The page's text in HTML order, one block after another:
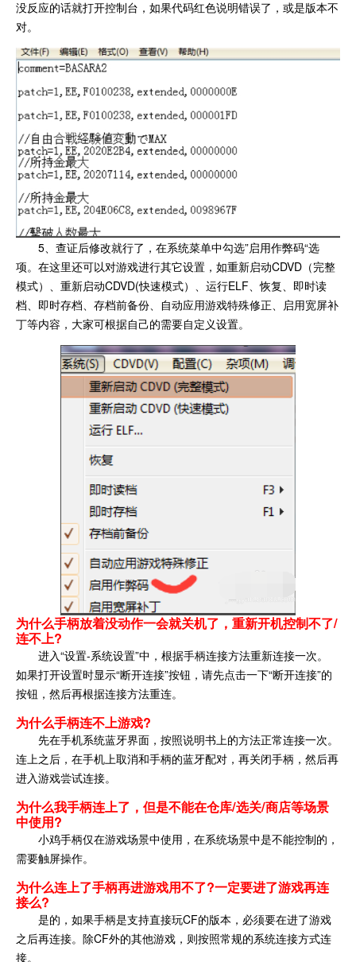
没反应的话就打开控制台，如果代码红色说明错误了，或是版本不
对。
5、查证后修改就行了，在系统菜单中勾选”启用作弊码“选
项。在这里还可以对游戏进行其它设置，如重新启动CDVD（完整
模式）、重新启动CDVD(快速模式）、运行ELF、恢复、即时读
档、即时存档、存档前备份、自动应用游戏特殊修正、启用宽屏补
丁等内容，大家可根据自己的需要自定义设置。
为什么手柄放着没动作一会就关机了，重新开机控制不了/
连不上?
进入“设置-系统设置”中，根据手柄连接方法重新连接一次。
如果打开设置时显示“断开连接”按钮，请先点击一下“断开连接”的
按钮，然后再根据连接方法重连。
为什么手柄连不上游戏?
先在手机系统蓝牙界面，按照说明书上的方法正常连接一次。
连上之后，在手机上取消和手柄的蓝牙配对，再关闭手柄，然后再
进入游戏尝试连接。
为什么我手柄连上了，但是不能在仓库/选关/商店等场景
中使用?
小鸡手柄仅在游戏场景中使用，在系统场景中是不能控制的，
需要触屏操作。
为什么连上了手柄再进游戏用不了?一定要进了游戏再连
接么?
是的，如果手柄是支持直接玩CF的版本，必须要在进了游戏
之后再连接。除CF外的其他游戏，则按照常规的系统连接方式连
接。